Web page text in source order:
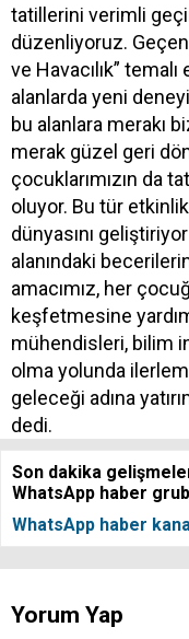
tatillerini verimli
düzenliyoruz.
ve Havacılık”
alanlarda yeni
bu alanlara merakı
merak güzel geri
çocuklarımızın da
oluyor. Bu tür
dünyasını
alanındaki
amacımız, her
keşfetmesine
mühendisleri, bilim
olma yolunda
geleceği adına
dedi.
Son dakika
WhatsApp haber
WhatsApp haber
Yorum Yap